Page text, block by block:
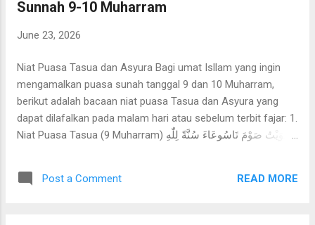
najis-najis yang keluar dari kubul dan dubur dengan cara
yang menempel di badan. Ketiga , berwudhu sebagaimana
kedua telapak kaki. Keempat , memulai mandi wajib dengan
menyiram kepala dengan air tiga kali, di...
Sunnah 9-10 Muharram
June 23, 2026
Niat Puasa Tasua dan Asyura Bagi umat Isllam yang ingin
mengamalkan puasa sunah tanggal 9 dan 10 Muharram,
berikut adalah bacaan niat puasa Tasua dan Asyura yang
dapat dilafalkan pada malam hari atau sebelum terbit fajar: 1.
Niat Puasa Tasua (9 Muharram) نَوَيْتُ صَوْمَ تَاسُوعَاءَ سُنَّةً لِلّٰهِ
lillaahi ta'aalaa. Artinya: "Aku berniat puasa sunah Tasua
karena Allah Ta'ala." 2. Niat Puasa Asyura (10 Muharram)
Post a Comment READ MORE